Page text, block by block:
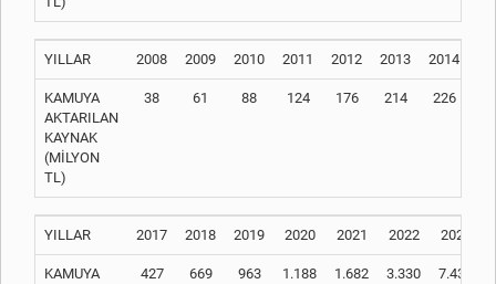
YILLAR 2008 2009 2010 2011 2012 2013 2014
KAMUYA
AKTARILAN
KAYNAK
(MİLYON
TL)
38 61 88 124 176 214 226
YILLAR 2017 2018 2019 2020 2021 2022 2023
KAMUYA
427 669 963 1.188 1.682 3.330 7.437